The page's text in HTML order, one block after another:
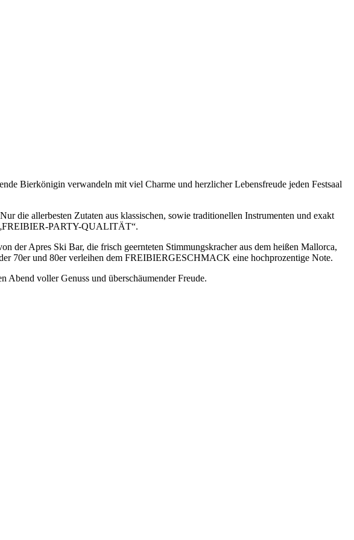
Bierkönigin verwandeln mit viel Charme und herzlicher Lebensfreude jeden Festsaal
die allerbesten Zutaten aus klassischen, sowie traditionellen Instrumenten und exakt
„FREIBIER-PARTY-QUALITÄT“.
der Apres Ski Bar, die frisch geernteten Stimmungskracher aus dem heißen Mallorca,
70er und 80er verleihen dem FREIBIERGESCHMACK eine hochprozentige Note.
voller Genuss und überschäumender Freude.